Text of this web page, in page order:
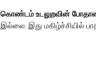
கொண்டம் உடலுறவின் போதான
இல்லை. இது மகிழ்ச்சியில்